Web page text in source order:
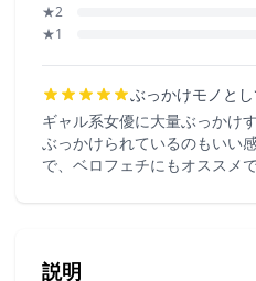
★2
★1
ぶっかけモノと
ギャル系女優に大量ぶっかけ
ぶっかけられているのもいい
で、ベロフェチにもオススメ
説明